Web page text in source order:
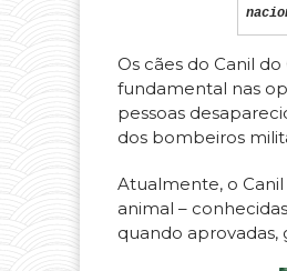
Os cães do Canil
fundamental nas
pessoas
dos bombeiros
Atualmente, o
animal –
quando aprovadas,